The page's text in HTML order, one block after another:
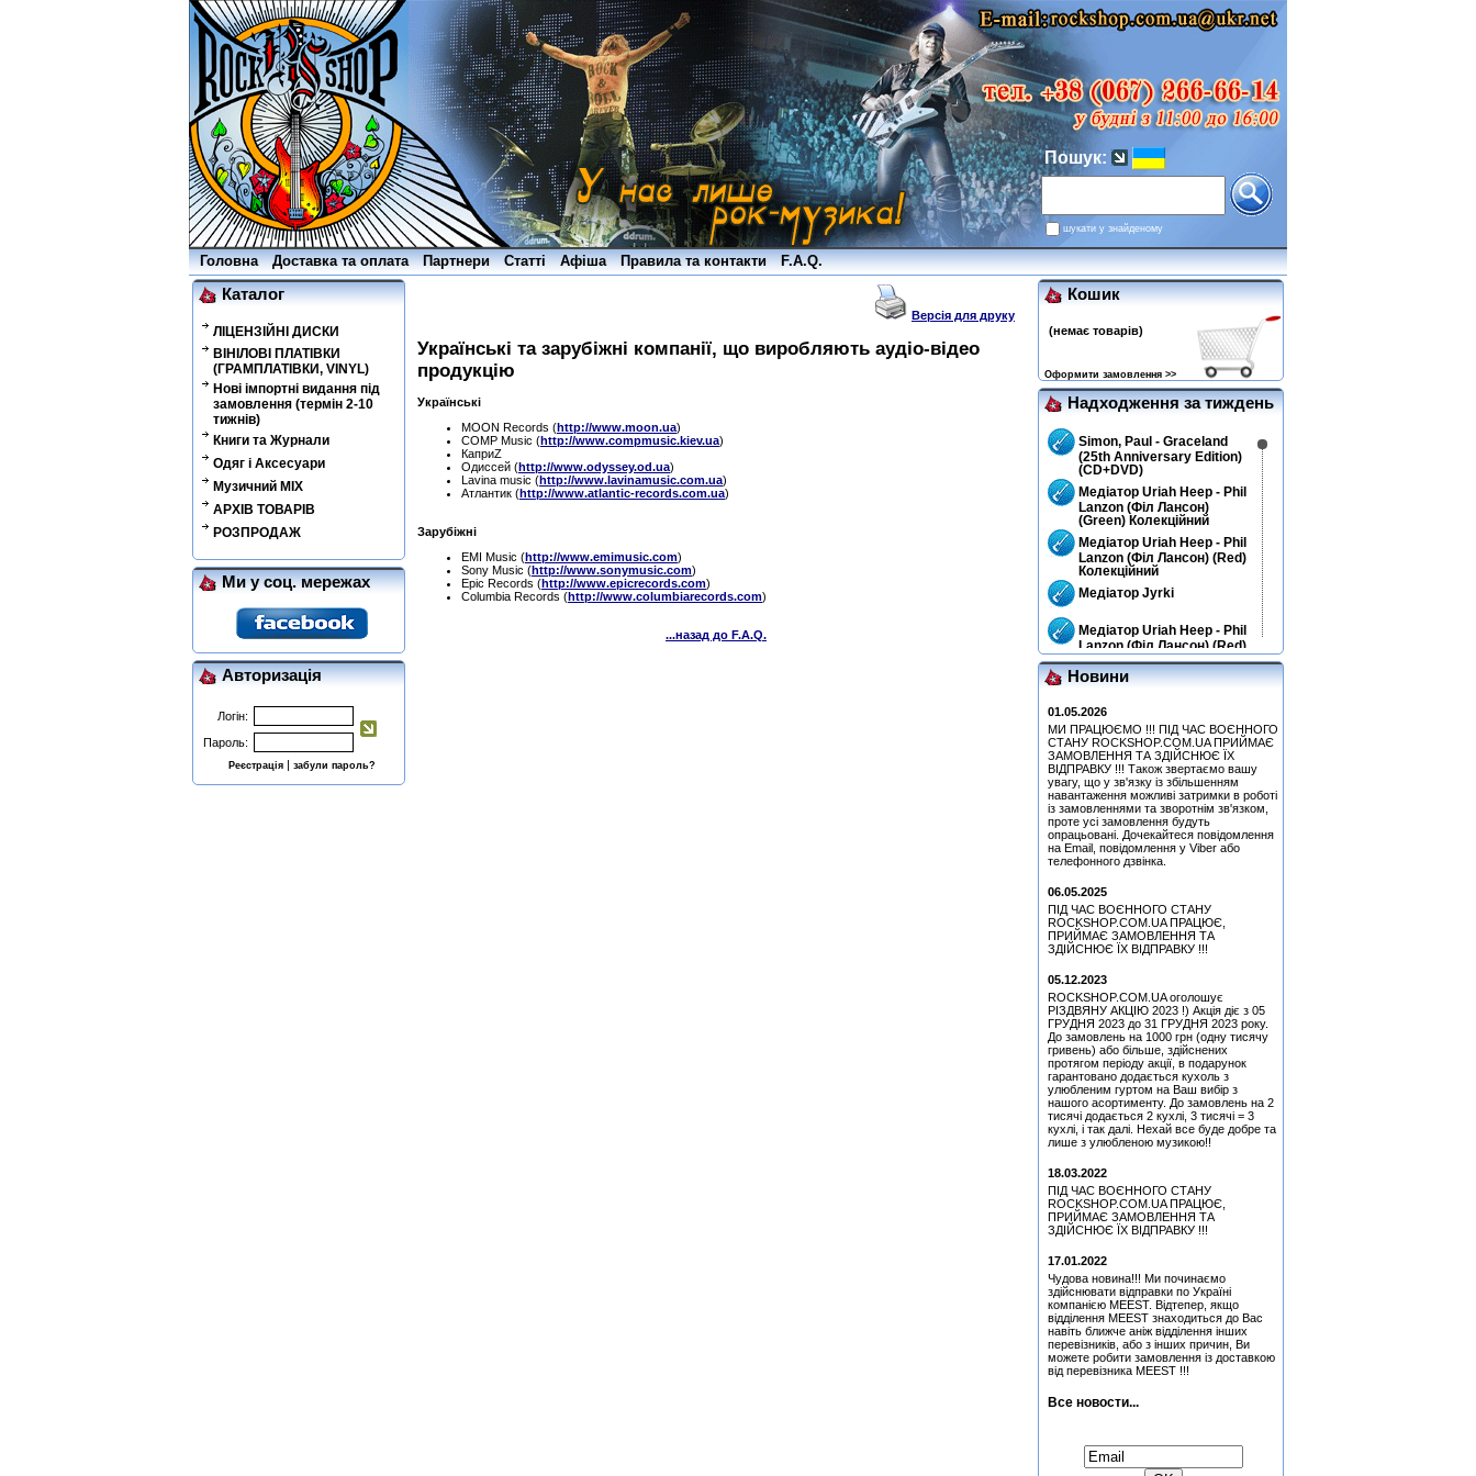
Пошук:
шукати у знайденому
Головна Доставка та оплата Партнери Статті Афіша Правила та контакти F.A.Q.
Каталог
ЛІЦЕНЗІЙНІ ДИСКИ
ВІНІЛОВІ ПЛАТІВКИ
(ГРАМПЛАТІВКИ, VINYL)
Нові імпортні видання під
замовлення (термін 2-10
тижнів)
Книги та Журнали
Одяг і Аксесуари
Музичний MIX
АРХІВ ТОВАРІВ
РОЗПРОДАЖ
Ми у соц. мережах
Авторизація
Логін:
Пароль:
Реєстрація| забули пароль?
Версія для друку
Українські та зарубіжні компанії, що виробляють аудіо-відео
продукцію
Українські
MOON Records (http://www.moon.ua)
COMP Music (http://www.compmusic.kiev.ua)
КаприZ
Одиссей (http://www.odyssey.od.ua)
Lavina music (http://www.lavinamusic.com.ua)
Атлантик (http://www.atlantic-records.com.ua)
Зарубіжні
EMI Music (http://www.emimusic.com)
Sony Music (http://www.sonymusic.com)
Epic Records (http://www.epicrecords.com)
Columbia Records (http://www.columbiarecords.com)
...назад до F.A.Q.
Кошик
(немає товарів)
Оформити замовлення >>
Надходження за тиждень
Simon, Paul - Graceland
(25th Anniversary Edition)
(CD+DVD)
Медіатор Uriah Heep - Phil
Lanzon (Філ Лансон)
(Green) Колекційний
Медіатор Uriah Heep - Phil
Lanzon (Філ Лансон) (Red)
Колекційний
Медіатор Jyrki
Медіатор Uriah Heep - Phil
Lanzon (Філ Лансон) (Red)
Колекційний
Quatro, Suzi - Freedom
Медіатор Uriah Heep - Phil
Lanzon (Філ Лансон)
(Green) Колекційний
Медіатор Uriah Heep - Phil
Lanzon (Філ Лансон) (Blue)
Колекційний
Hart, Beth & Bonamassa,
Joe - Seesaw (CD)
Медіатор Uriah Heep - Phil
Lanzon (Філ Лансон)
Медіатор Uriah Heep - Phil
Lanzon (Філ Лансон)
(Yellow) Колекційний
Медіатор Attack Mr.
(Міка Тійскя)
Медіатор Jyrki
Медіатор Uriah Heep - Phil
Lanzon (Філ Лансон) (Blue)
Колекційний
Медіатор Attack Mr.
Fastfinge Mika Tyyska
(Black) (Міка Тійскя)
Медіатор Burning Dwarf
Tyyska (Міка Тійскя)
Медіатор Accept Uwe Lulis
Медіатор Attack Mr.
(Black) (Міка Тійскя)
Медіатор Attack Mr.
Fastfinge Mika Tyyska
(Міка Тійскя)
Медіатор Accept Uwe Lulis
Медіатор Uriah Heep - Phil
(Yellow) Колекційний
Tyyska (Міка Тійскя)
Новини
01.05.2026
МИ ПРАЦЮЄМО !!! ПІД ЧАС ВОЄННОГО
СТАНУ ROCKSHOP.COM.UA ПРИЙМАЄ
ЗАМОВЛЕННЯ ТА ЗДІЙСНЮЄ ЇХ
ВІДПРАВКУ !!! Також звертаємо вашу
увагу, що у зв'язку із збільшенням
навантаження можливі затримки в роботі
із замовленнями та зворотнім зв'язком,
проте усі замовлення будуть
опрацьовані. Дочекайтеся повідомлення
на Email, повідомлення у Viber або
телефонного дзвінка.
06.05.2025
ПІД ЧАС ВОЄННОГО СТАНУ
ROCKSHOP.COM.UA ПРАЦЮЄ,
ПРИЙМАЄ ЗАМОВЛЕННЯ ТА
ЗДІЙСНЮЄ ЇХ ВІДПРАВКУ !!!
05.12.2023
ROCKSHOP.COM.UA оголошує
РІЗДВЯНУ АКЦІЮ 2023 !) Акція діє з 05
ГРУДНЯ 2023 до 31 ГРУДНЯ 2023 року.
До замовлень на 1000 грн (одну тисячу
гривень) або більше, здійснених
протягом періоду акції, в подарунок
гарантовано додається кухоль з
улюбленим гуртом на Ваш вибір з
нашого асортименту. До замовлень на 2
тисячі додається 2 кухлі, 3 тисячі = 3
кухлі, і так далі. Нехай все буде добре та
лише з улюбленою музикою!!
18.03.2022
ПІД ЧАС ВОЄННОГО СТАНУ
ROCKSHOP.COM.UA ПРАЦЮЄ,
ПРИЙМАЄ ЗАМОВЛЕННЯ ТА
ЗДІЙСНЮЄ ЇХ ВІДПРАВКУ !!!
17.01.2022
Чудова новина!!! Ми починаємо
здійснювати відправки по Україні
компанією MEEST. Відтепер, якщо
відділення MEEST знаходиться до Вас
навіть ближче аніж відділення інших
перевізників, або з інших причин, Ви
можете робити замовлення із доставкою
від перевізника MEEST !!!
Все новости...